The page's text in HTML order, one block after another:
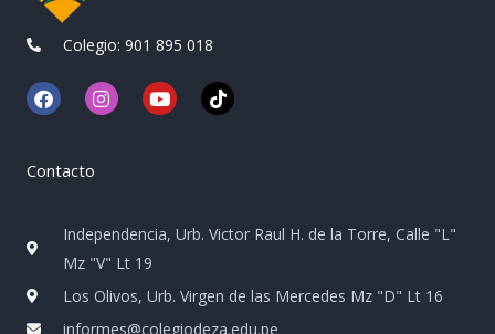
Colegio: 901 895 018
F
a
b
o
I
n
m
Y
o
T
i
Contacto
Independencia, Urb. Victor Raul H. de la Torre, Calle "L"
Mz "V" Lt 19
Los Olivos, Urb. Virgen de las Mercedes Mz "D" Lt 16
informes@colegiodeza.edu.pe